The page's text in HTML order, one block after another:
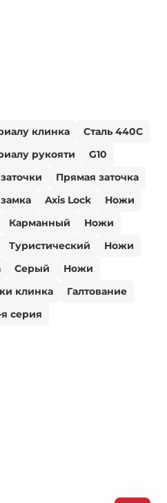
клинка
Сталь 440С
рукояти
G10
Прямая заточка
Axis Lock
Ножи
Карманный
Ножи
Туристический
Ножи
Серый
Ножи
клинка
Галтование
серия